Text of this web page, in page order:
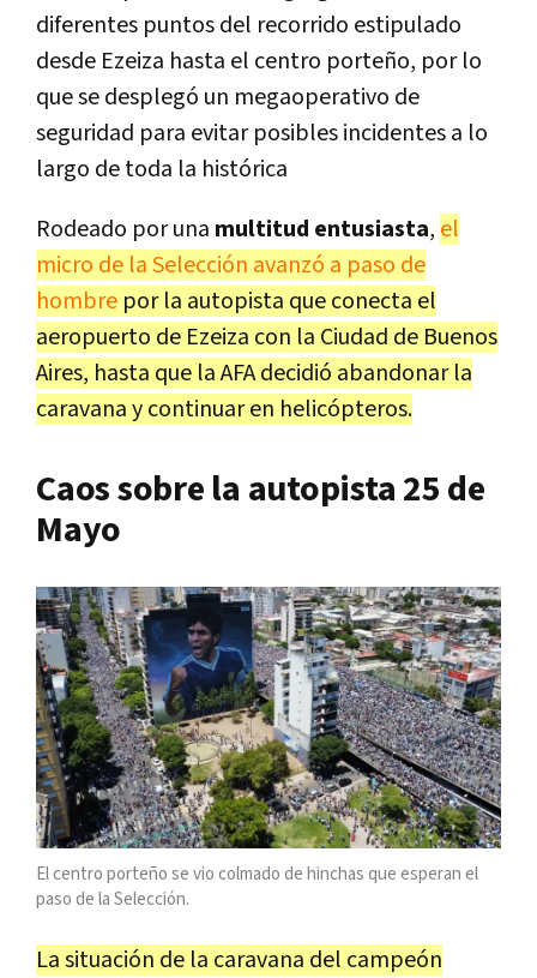
diferentes puntos del recorrido estipulado
desde Ezeiza hasta el centro porteño, por lo
que se desplegó un megaoperativo de
seguridad para evitar posibles incidentes a lo
largo de toda la histórica
Rodeado por una multitud entusiasta, el
micro de la Selección avanzó a paso de
hombre por la autopista que conecta el
aeropuerto de Ezeiza con la Ciudad de Buenos
Aires, hasta que la AFA decidió abandonar la
caravana y continuar en helicópteros.
Caos sobre la autopista 25 de
Mayo
El centro porteño se vio colmado de hinchas que esperan el
paso de la Selección.
La situación de la caravana del campeón